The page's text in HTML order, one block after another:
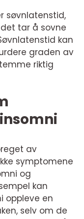
søvnlatenstid,
tar å sovne
kan
graden av
riktig
av
symptomene
og
kan
oppleve en
selv om de